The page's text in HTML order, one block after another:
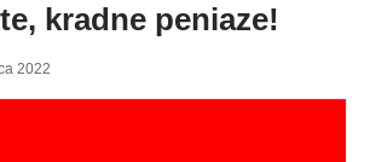
kradne peniaze!
2022